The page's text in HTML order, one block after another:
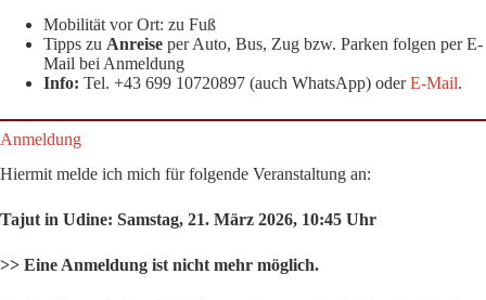
Mobilität vor Ort: zu Fuß
Tipps zu Anreise per Auto, Bus, Zug bzw. Parken folgen per E-
Mail bei Anmeldung
Info: Tel. +43 699 10720897 (auch WhatsApp) oderE-Mail.
Anmeldung
Hiermit melde ich mich für folgende Veranstaltung an:
Tajut in Udine: Samstag, 21. März 2026, 10:45 Uhr
>> Eine Anmeldung ist nicht mehr möglich.